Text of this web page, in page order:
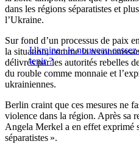
dans les régions séparatistes et
l’Ukraine.
Ukraine : le nouveau
tenir ?
Sur fond d’un processus de paix
la situation, comme la
délivrés par les autorités rebelles
du rouble comme monnaie et
ukrainiennes.
Berlin craint que ces mesures ne
violence dans la région. Après sa
Angela Merkel a en effet exprimé
séparatistes ».